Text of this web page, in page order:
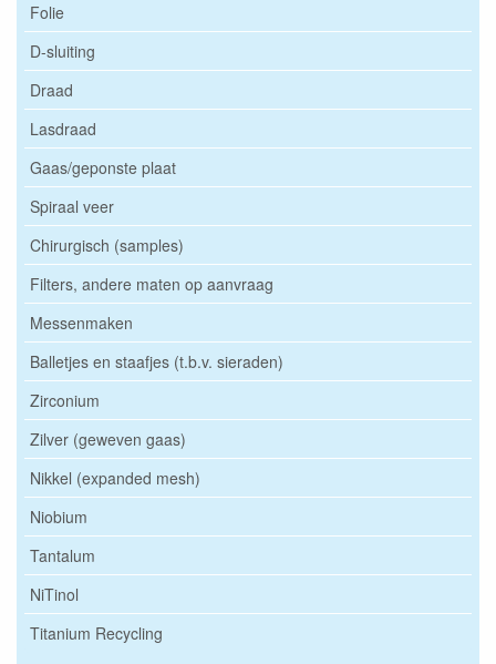
Folie
D-sluiting
Draad
Lasdraad
Gaas/geponste plaat
Spiraal veer
Chirurgisch (samples)
Filters, andere maten op aanvraag
Messenmaken
Balletjes en staafjes (t.b.v. sieraden)
Zirconium
Zilver (geweven gaas)
Nikkel (expanded mesh)
Niobium
Tantalum
NiTinol
Titanium Recycling